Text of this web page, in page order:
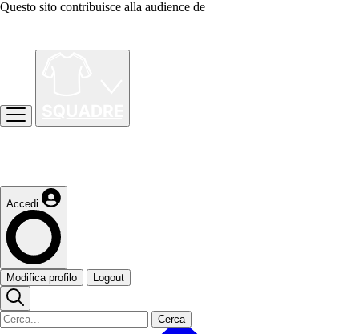
Questo sito contribuisce alla audience de
Accedi
Modifica profilo Logout
Cerca